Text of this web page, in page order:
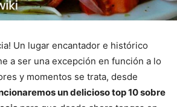
Un lugar encantador e histórico
a ser una excepción en función a lo
y momentos se trata, desde
un delicioso top 10 sobre